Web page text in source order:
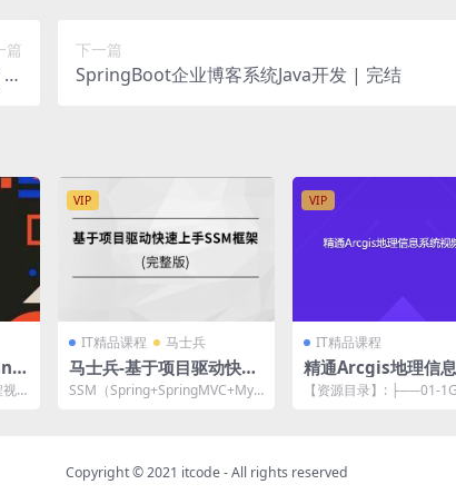
篇 下一篇
SpringBoot企业博客系统Java开发 | 完结
VIP
IT精品课程 马士兵
马士兵-基于项目驱动快速
上手SSM框架| 完结
SSM（Spring+SpringMVC+MyB
VIP
IT精品课程
精通Arcgis地理信
视频教程
【资源目录】: ├──01-
Copyright © 2021 itcode- All rights reserved